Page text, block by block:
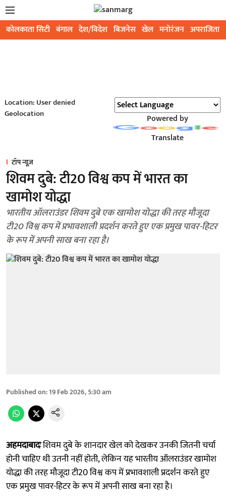
कोलकाता सिटी बंगाल देश/विदेश बिजनेस खेल मनोरंजन अपराजिता
Location: User denied
Geolocation
Powered by
Translate
टॉप न्यूज़
शिवम दुबे: टी20 विश्व कप में भारत का
खामोश योद्धा
भारतीय ऑलराउंडर शिवम दुबे एक खामोश योद्धा की तरह मौजूदा
टी20 विश्व कप में प्रभावशाली प्रदर्शन करते हुए एक प्रमुख पावर-हिटर
के रूप में अपनी साख बना रहा है।
Published on:19 Feb 2026, 5:30 am
अहमदाबादःशिवम दुबे के शानदार खेल को देखकर उनकी जितनी चर्चा
होनी चाहिए थी उतनी नहीं होती, लेकिन यह भारतीय ऑलराउंडर खामोश
योद्धा की तरह मौजूदा टी20 विश्व कप में प्रभावशाली प्रदर्शन करते हुए
एक प्रमुख पावर-हिटर के रूप में अपनी साख बना रहा है।